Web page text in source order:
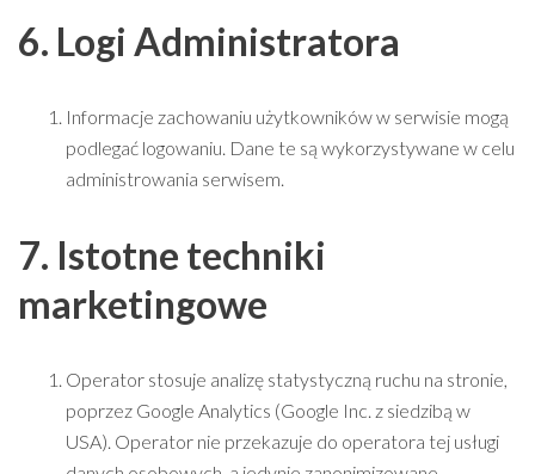
6. Logi Administratora
Informacje zachowaniu użytkowników w serwisie mogą
podlegać logowaniu. Dane te są wykorzystywane w celu
administrowania serwisem.
7. Istotne techniki
marketingowe
Operator stosuje analizę statystyczną ruchu na stronie,
poprzez Google Analytics (Google Inc. z siedzibą w
USA). Operator nie przekazuje do operatora tej usługi